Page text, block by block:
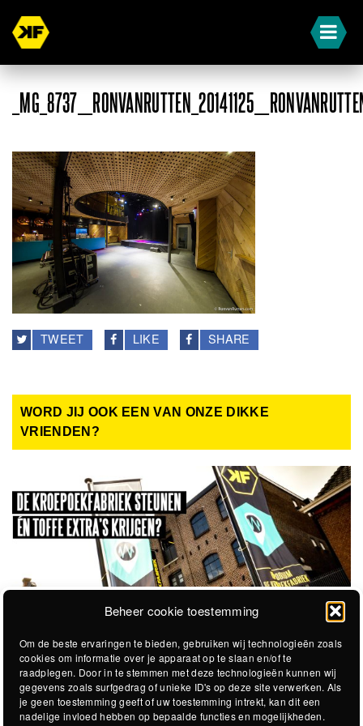
Beheer cookie toestemming
Om de beste ervaringen te bieden, gebruiken wij technologieën zoals
cookies om informatie over je apparaat op te slaan en/of te
raadplegen. Door in te stemmen met deze technologieën kunnen wij
gegevens zoals surfgedrag of unieke ID's op deze site verwerken. Als
je geen toestemming geeft of uw toestemming intrekt, kan dit een
nadelige invloed hebben op bepaalde functies en mogelijkheden.
TWEET LIKE SHARE
WORD JIJ OOK EEN VAN ONZE DIKKE
VRIENDEN?